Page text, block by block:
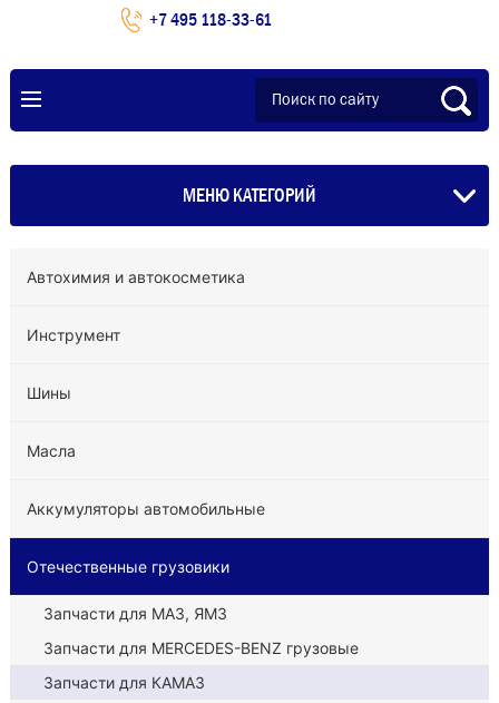
+7 495 118-33-61
МЕНЮ КАТЕГОРИЙ
Автохимия и автокосметика
Инструмент
Шины
Масла
Аккумуляторы автомобильные
Отечественные грузовики
Запчасти для МАЗ, ЯМЗ
Запчасти для MERCEDES-BENZ грузовые
Запчасти для КАМАЗ